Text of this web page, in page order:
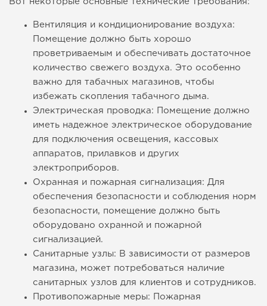
Вот некоторые основные технические требования:
Вентиляция и кондиционирование воздуха:
Помещение должно быть хорошо
проветриваемым и обеспечивать достаточное
количество свежего воздуха. Это особенно
важно для табачных магазинов, чтобы
избежать скопления табачного дыма.
Электрическая проводка: Помещение должно
иметь надежное электрическое оборудование
для подключения освещения, кассовых
аппаратов, прилавков и других
электроприборов.
Охранная и пожарная сигнализация: Для
обеспечения безопасности и соблюдения норм
безопасности, помещение должно быть
оборудовано охранной и пожарной
сигнализацией.
Санитарные узлы: В зависимости от размеров
магазина, может потребоваться наличие
санитарных узлов для клиентов и сотрудников.
Противопожарные меры: Пожарная